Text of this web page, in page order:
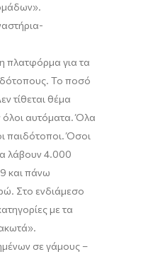
».
η πλατφόρμα για τα
Το ποσό
τίθεται θέμα
όλοι αυτόματα. Όλα
παιδότοποι. Όσοι
λάβουν 4.000
και πάνω
. Στο ενδιάμεσο
με τα
».
σε γάμους –